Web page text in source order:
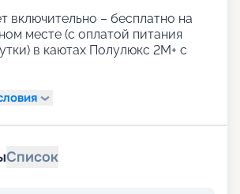
включительно – бесплатно на
месте (с оплатой питания
в каютах Полулюкс 2М+ с
Список